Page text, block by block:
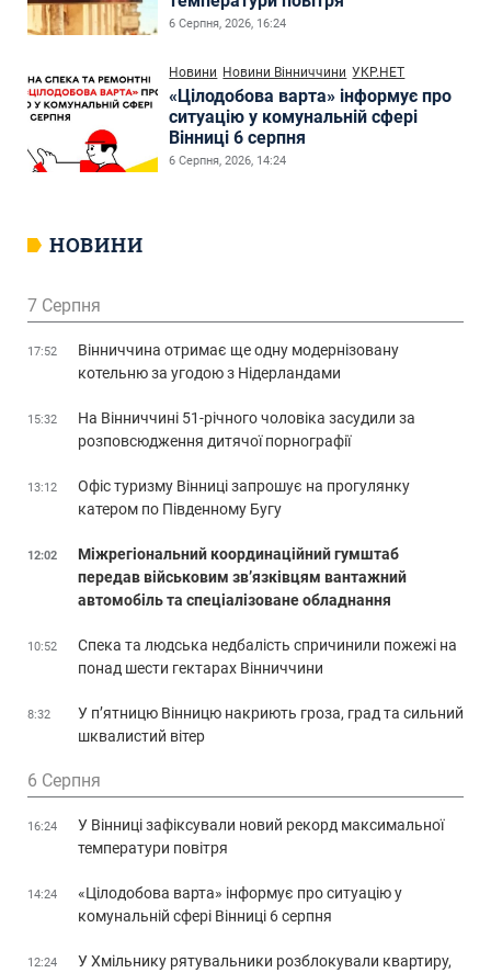
6 Серпня, 2026, 16:24
Новини Новини Вінниччини УКР.НЕТ
«Цілодобова варта» інформує про
ситуацію у комунальній сфері
Вінниці 6 серпня
6 Серпня, 2026, 14:24
НОВИНИ
7 Серпня
17:52
Вінниччина отримає ще одну модернізовану
котельню за угодою з Нідерландами
15:32
На Вінниччині 51-річного чоловіка засудили за
розповсюдження дитячої порнографії
13:12
Офіс туризму Вінниці запрошує на прогулянку
катером по Південному Бугу
12:02
Міжрегіональний координаційний гумштаб
передав військовим зв’язківцям вантажний
автомобіль та спеціалізоване обладнання
10:52
Спека та людська недбалість спричинили пожежі на
понад шести гектарах Вінниччини
8:32
У п’ятницю Вінницю накриють гроза, град та сильний
шквалистий вітер
6 Серпня
16:24
У Вінниці зафіксували новий рекорд максимальної
температури повітря
14:24
«Цілодобова варта» інформує про ситуацію у
комунальній сфері Вінниці 6 серпня
12:24
У Хмільнику рятувальники розблокували квартиру,